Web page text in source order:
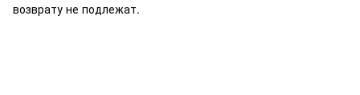
возврату не подлежат.